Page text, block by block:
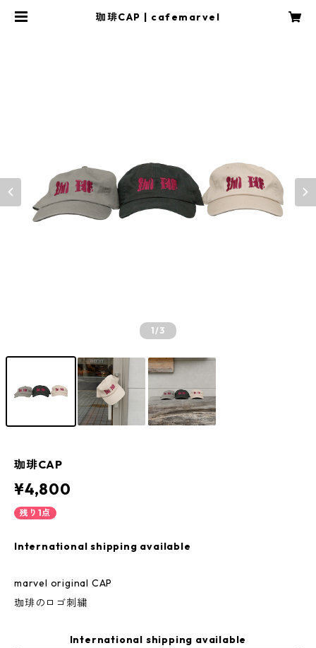
珈琲CAP | cafemarvel
1/3
珈琲CAP
¥4,800
残り1点
International shipping available
marvel original CAP
珈琲のロゴ刺繍
International shipping available